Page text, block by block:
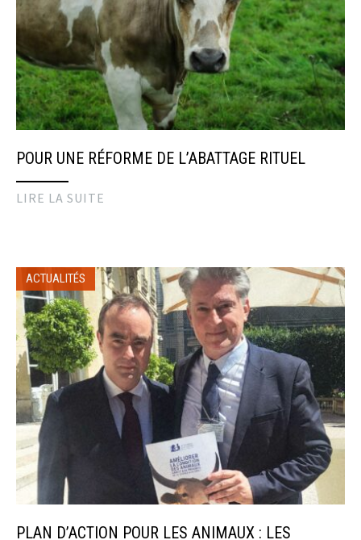
POUR UNE RÉFORME DE L’ABATTAGE RITUEL
LIRE LA SUITE
ACTUALITÉS
PLAN D’ACTION POUR LES ANIMAUX : LES